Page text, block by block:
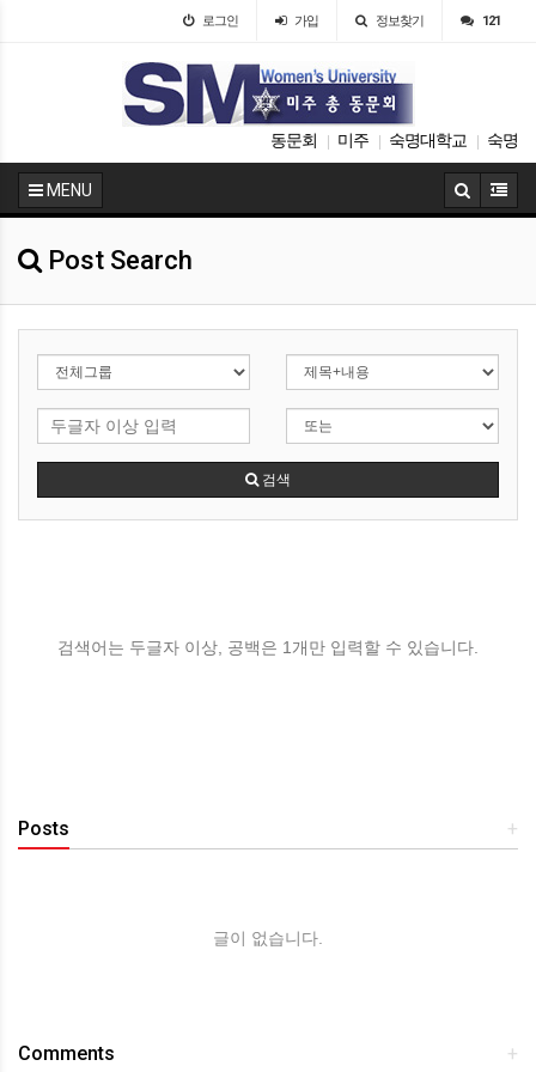
로그인 가입 정보찾기 121
동문회 미주 숙명대학교 숙명
MENU
Post Search
검색
검색어는 두글자 이상, 공백은 1개만 입력할 수 있습니다.
+
Posts
글이 없습니다.
+
Comments